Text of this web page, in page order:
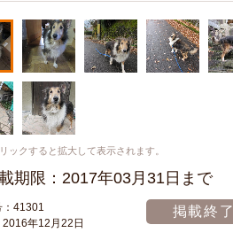
ックすると拡大して表示されます。
期限：2017年03月31日まで
：41301
年12月22日
掲載終了